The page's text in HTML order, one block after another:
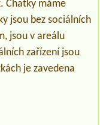
Chatky máme
jsou bez sociálních
jsou v areálu
zařízení jsou
je zavedena